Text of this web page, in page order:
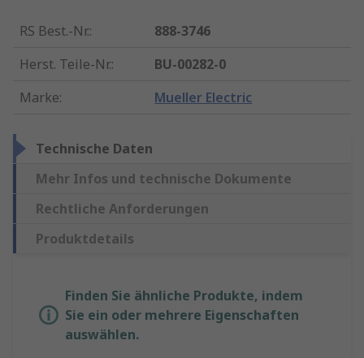
RS Best.-Nr.:
888-3746
Herst. Teile-Nr.:
BU-00282-0
Marke: Mueller Electric
Technische Daten
Mehr Infos und technische Dokumente
Rechtliche Anforderungen
Produktdetails
Finden Sie ähnliche Produkte, indem
Sie ein oder mehrere Eigenschaften
auswählen.